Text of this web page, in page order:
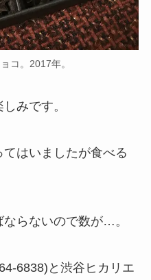
コ。2017年。
みです。
はいましたが食べる
らないので数が…。
6838)と渋谷ヒカリエ